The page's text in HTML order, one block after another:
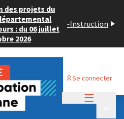
des projets du
: du 06 juillet
2026
-Instruction
Se connecter
2024